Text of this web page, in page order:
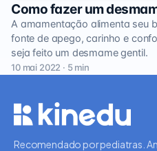
Como fazer um
A amamentação alimenta seu
fonte de apego, carinho e
seja feito um desmame gentil.
10 mai 2022 · 5 min
Recomendado por pediatras.